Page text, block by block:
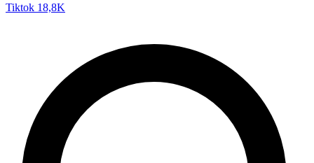
Tiktok 18,8K